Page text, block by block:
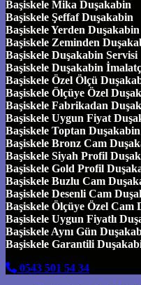
Başiskele Mika Duşakabin
Başiskele Şeffaf Duşakabin
Başiskele Yerden Duşakabin
Başiskele Zeminden
Başiskele Duşakabin Servisi
Başiskele Duşakabin
Başiskele Özel Ölçü
Başiskele Ölçüye Özel
Başiskele Fabrikadan
Başiskele Uygun Fiyat
Başiskele Toptan Duşakabin
Başiskele Bronz Cam
Başiskele Siyah Profil
Başiskele Gold Profil
Başiskele Buzlu Cam
Başiskele Desenli Cam
Başiskele Ölçüye Özel Cam
Başiskele Uygun Fiyatlı
Başiskele Aynı Gün
Başiskele Garantili
0543 501 54 34